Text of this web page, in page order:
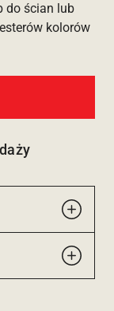
do ścian lub
kolorów